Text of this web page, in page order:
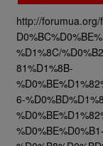
http://forumua.org/
%D1%8C/
81%D1%8B-
6-
%D0%BE%D0%B1-